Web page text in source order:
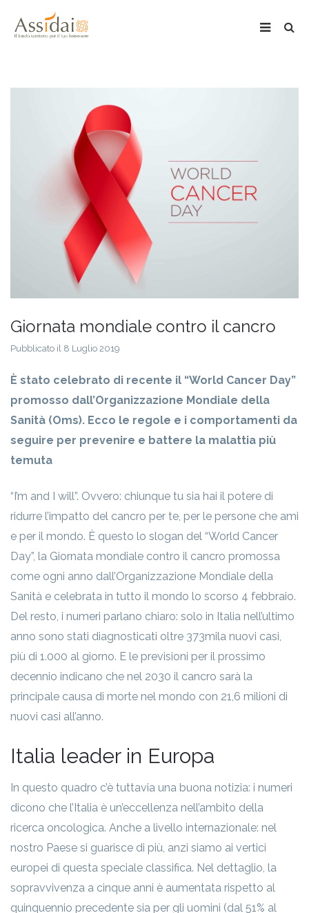
Giornata mondiale contro il cancro
Pubblicato il 8 Luglio 2019
È stato celebrato di recente il “World Cancer Day”
promosso dall’Organizzazione Mondiale della
Sanità (Oms). Ecco le regole e i comportamenti da
seguire per prevenire e battere la malattia più
temuta
“I’m and I will”. Ovvero: chiunque tu sia hai il potere di
ridurre l’impatto del cancro per te, per le persone che ami
e per il mondo. È questo lo slogan del “World Cancer
Day”, la Giornata mondiale contro il cancro promossa
come ogni anno dall’Organizzazione Mondiale della
Sanità e celebrata in tutto il mondo lo scorso 4 febbraio.
Del resto, i numeri parlano chiaro: solo in Italia nell’ultimo
anno sono stati diagnosticati oltre 373mila nuovi casi,
più di 1.000 al giorno. E le previsioni per il prossimo
decennio indicano che nel 2030 il cancro sarà la
principale causa di morte nel mondo con 21,6 milioni di
nuovi casi all’anno.
Italia leader in Europa
In questo quadro c’è tuttavia una buona notizia: i numeri
dicono che l’Italia è un’eccellenza nell’ambito della
ricerca oncologica. Anche a livello internazionale: nel
nostro Paese si guarisce di più, anzi siamo ai vertici
europei di questa speciale classifica. Nel dettaglio, la
sopravvivenza a cinque anni è aumentata rispetto al
quinquennio precedente sia per gli uomini (dal 51% al